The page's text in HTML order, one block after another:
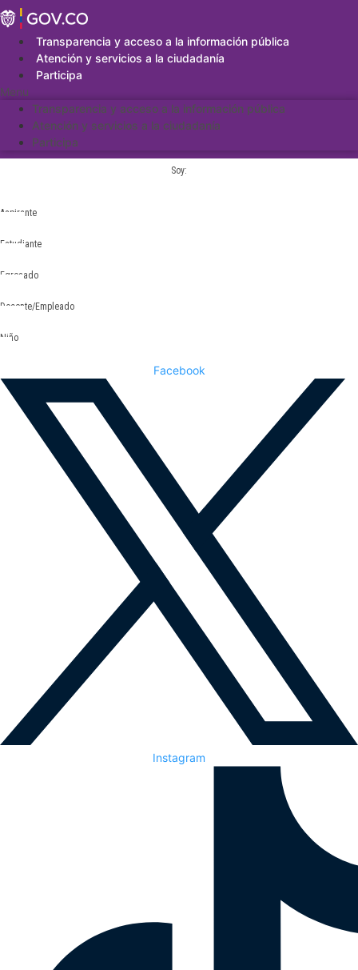
Saltar
al
contenidoTransparencia y acceso a la información pública
Atención y servicios a la ciudadanía
Participa
Menu
Transparencia y acceso a la información pública
Atención y servicios a la ciudadanía
Participa
Soy:
Aspirante
Estudiante
Egresado
Docente/Empleado
Niño
Facebook
Instagram